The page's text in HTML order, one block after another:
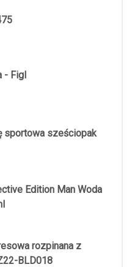
- Figl
sportowa sześciopak
Edition Man Woda
rozpinana z
BLD018